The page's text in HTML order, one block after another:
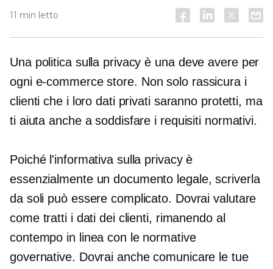
11 min letto
Una politica sulla privacy è una deve avereper
ogni e-commercestore. Non solo rassicura i
clienti che i loro dati privati ​​saranno protetti, ma
ti aiuta anche a soddisfare i requisiti normativi.
Poiché l'informativa sulla privacy è
essenzialmente un documento legale, scriverla
da soli può essere complicato. Dovrai valutare
come tratti i dati dei clienti, rimanendo al
contempo in linea con le normative
governative. Dovrai anche comunicare le tue